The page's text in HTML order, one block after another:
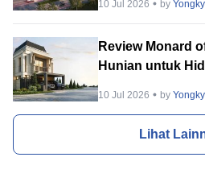
10 Jul 2026 byYongky
Review Monard
Hunian untuk
10 Jul 2026 byYongky
Lihat